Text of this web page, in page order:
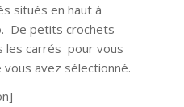
situés en haut à
De petits crochets
les carrés pour vous
avez sélectionné.